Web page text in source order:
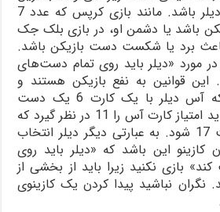
دست برای بازیکن یا دیلر باشد. مانند بازی کرپس که عدد 7
باشد یا دشمن او، در بازی بلک جک
باعث برد یا شکست دست بازیکن باشد.
در مورد «دیلر باید روی تمام دست‌های
این قوانین به نفع بازیکن هستند و
معنای آن این است که آس دیلر با یک کارت 6 یک دست
سافت 17 است و او باید امتیاز کارت آس را 11 در نظر گیرد که
مجموع امتیاز آن دست 17 شود. به عبارتی دیگر دیلر انتخاب
کازینو این باشد که «دیلر باید روی
17 هیت کند» بازی نکنید زیرا باید از بخشی از
نباشید پیدا کردن یک کازینوی